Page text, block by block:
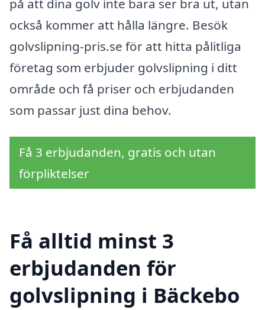
på att dina golv inte bara ser bra ut, utan
också kommer att hålla längre. Besök
golvslipning-pris.se för att hitta pålitliga
företag som erbjuder golvslipning i ditt
område och få priser och erbjudanden
som passar just dina behov.
Få 3 erbjudanden, gratis och utan
förpliktelser
Få alltid minst 3
erbjudanden för
golvslipning i Bäckebo